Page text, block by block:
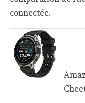
connectée.